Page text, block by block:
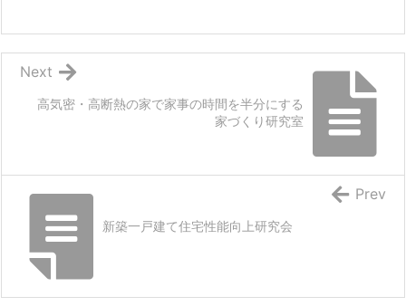
高気密・高断熱の家で家事の時間を半分にする
家づくり研究室
Next
新築一戸建て住宅性能向上研究会
Prev